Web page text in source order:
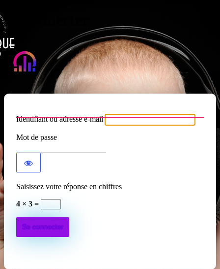
Se connecter
Atypique RADIO
Identifiant ou adresse e-mail
Mot de passe
Saisissez votre réponse en chiffres
4 × 3 =